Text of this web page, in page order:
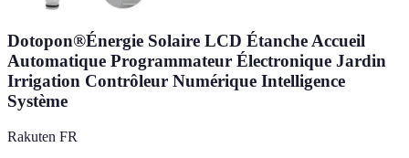
Dotopon®Énergie Solaire LCD Étanche Accueil
Automatique Programmateur Électronique Jardin
Irrigation Contrôleur Numérique Intelligence
Système
Rakuten FR